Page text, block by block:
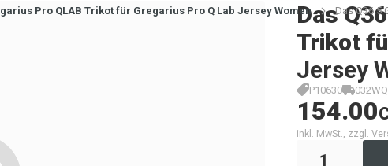
Pro QLAB Trikot für Gregarius Pro Q Lab Jersey Women Das Q36.5
Das
Trikot
Jersey
P10630
154.00
inkl. MwSt., zzgl.